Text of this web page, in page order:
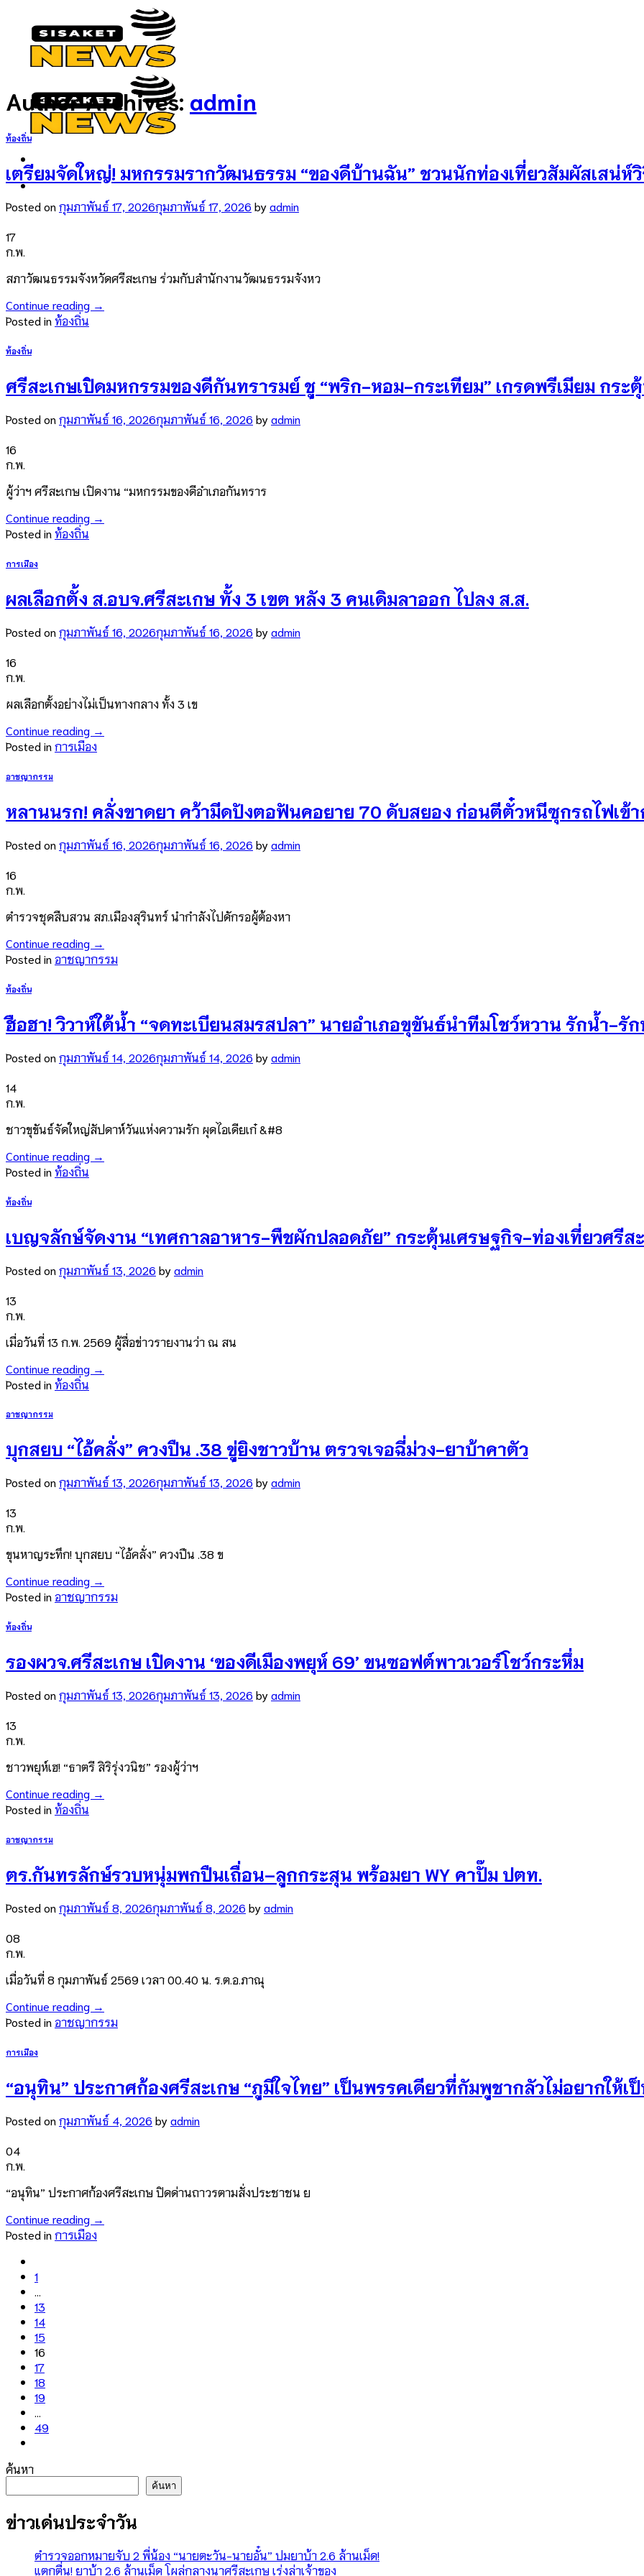
content
Author Archives: admin
ท้องถิ่น
เตรียมจัดใหญ่! มหกรรมรากวัฒนธรรม “ของดีบ้านฉัน” ชวนนักท่องเที่ยวสัมผัสเสน่ห์วิ
Posted onกุมภาพันธ์ 17, 2026กุมภาพันธ์ 17, 2026 byadmin
17
ก.พ.
สภาวัฒนธรรมจังหวัดศรีสะเกษ ร่วมกับสำนักงานวัฒนธรรมจังหว
Continue reading →
Posted inท้องถิ่น
ท้องถิ่น
ศรีสะเกษเปิดมหกรรมของดีกันทรารมย์ ชู “พริก-หอม-กระเทียม” เกรดพรีเมียม กระ
Posted onกุมภาพันธ์ 16, 2026กุมภาพันธ์ 16, 2026 byadmin
16
ก.พ.
ผู้ว่าฯ ศรีสะเกษ เปิดงาน “มหกรรมของดีอำเภอกันทราร
Continue reading →
Posted inท้องถิ่น
การเมือง
ผลเลือกตั้ง ส.อบจ.ศรีสะเกษ ทั้ง 3 เขต หลัง 3 คนเดิมลาออก ไปลง ส.ส.
Posted onกุมภาพันธ์ 16, 2026กุมภาพันธ์ 16, 2026 byadmin
16
ก.พ.
ผลเลือกตั้งอย่างไม่เป็นทางกลาง ทั้ง 3 เข
Continue reading →
Posted inการเมือง
อาชญากรรม
หลานนรก! คลั่งขาดยา คว้ามีดปังตอฟันคอยาย 70 ดับสยอง ก่อนตีตั๋วหนีซุกรถไฟเข้า
Posted onกุมภาพันธ์ 16, 2026กุมภาพันธ์ 16, 2026 byadmin
16
ก.พ.
ตำรวจชุดสืบสวน สภ.เมืองสุรินทร์ นำกำลังไปดักรอผู้ต้องหา
Continue reading →
Posted inอาชญากรรม
ท้องถิ่น
ฮือฮา! วิวาห์ใต้น้ำ “จดทะเบียนสมรสปลา” นายอำเภอขุขันธ์นำทีมโชว์หวาน รักน้ำ-รั
Posted onกุมภาพันธ์ 14, 2026กุมภาพันธ์ 14, 2026 byadmin
14
ก.พ.
ชาวขุขันธ์จัดใหญ่สัปดาห์วันแห่งความรัก ผุดไอเดียเก๋ &#8
Continue reading →
Posted inท้องถิ่น
ท้องถิ่น
เบญจลักษ์จัดงาน “เทศกาลอาหาร-พืชผักปลอดภัย” กระตุ้นเศรษฐกิจ-ท่องเที่ยวศรีส
Posted onกุมภาพันธ์ 13, 2026 byadmin
13
ก.พ.
เมื่อวันที่ 13 ก.พ. 2569 ผู้สื่อข่าวรายงานว่า ณ สน
Continue reading →
Posted inท้องถิ่น
อาชญากรรม
บุกสยบ “ไอ้คลั่ง” ควงปืน .38 ขู่ยิงชาวบ้าน ตรวจเจอฉี่ม่วง-ยาบ้าคาตัว
Posted onกุมภาพันธ์ 13, 2026กุมภาพันธ์ 13, 2026 byadmin
13
ก.พ.
ขุนหาญระทึก! บุกสยบ “ไอ้คลั่ง” ควงปืน .38 ข
Continue reading →
Posted inอาชญากรรม
ท้องถิ่น
รองผวจ.ศรีสะเกษ เปิดงาน ‘ของดีเมืองพยุห์ 69’ ขนซอฟต์พาวเวอร์โชว์กระหึ่ม
Posted onกุมภาพันธ์ 13, 2026กุมภาพันธ์ 13, 2026 byadmin
13
ก.พ.
ชาวพยุห์เฮ! “ธาตรี สิริรุ่งวนิช” รองผู้ว่าฯ
Continue reading →
Posted inท้องถิ่น
อาชญากรรม
ตร.กันทรลักษ์รวบหนุ่มพกปืนเถื่อน–ลูกกระสุน พร้อมยา WY คาปั๊ม ปตท.
Posted onกุมภาพันธ์ 8, 2026กุมภาพันธ์ 8, 2026 byadmin
08
ก.พ.
เมื่อวันที่ 8 กุมภาพันธ์ 2569 เวลา 00.40 น. ร.ต.อ.ภาณุ
Continue reading →
Posted inอาชญากรรม
การเมือง
“อนุทิน” ประกาศก้องศรีสะเกษ “ภูมิใจไทย” เป็นพรรคเดียวที่กัมพูชากลัวไม่อยากให้เ
Posted onกุมภาพันธ์ 4, 2026 byadmin
04
ก.พ.
“อนุทิน” ประกาศก้องศรีสะเกษ ปิดด่านถาวรตามสั่งประชาชน ย
Continue reading →
Posted inการเมือง
1
13
14
15
16
17
18
19
49
ค้นหา
ค้นหา
ข่าวเด่นประจำวัน
ตำรวจออกหมายจับ 2 พี่น้อง “นายตะวัน-นายอั๋น” ปมยาบ้า 2.6 ล้านเม็ด!
แตกตื่น! ยาบ้า 2.6 ล้านเม็ด โผล่กลางนาศรีสะเกษ เร่งล่าเจ้าของ